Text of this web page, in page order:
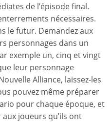
de l’épisode final.
nécessaires.
le futur. Demandez aux
personnages dans un
exemple un, cinq et vingt
leur personnage
Alliance, laissez-les
pouvez même préparer
pour chaque époque, et
joueurs qu’ils ont